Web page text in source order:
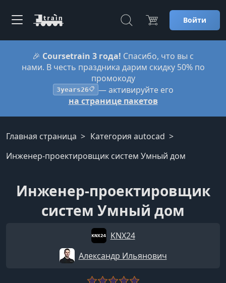
Войти
🎉 Coursetrain 3 года! Спасибо, что вы с
нами. В честь праздника дарим скидку 50% по
промокоду
3years26📋 — активируйте его
на странице пакетов
Главная страница
Категория autocad
Инженер-проектировщик систем Умный дом
Инженер-проектировщик
систем Умный дом
KNX24
Александр Ильянович